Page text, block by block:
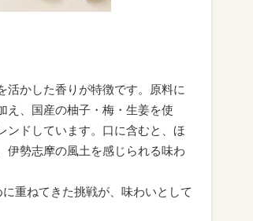
活かした香りが特徴です。原料に
え、国産の柚子・梅・生姜を使
ンドしています。口に含むと、ほ
伊勢志摩の風土を感じられる味わ
重ねてきた挑戦が、味わいとして